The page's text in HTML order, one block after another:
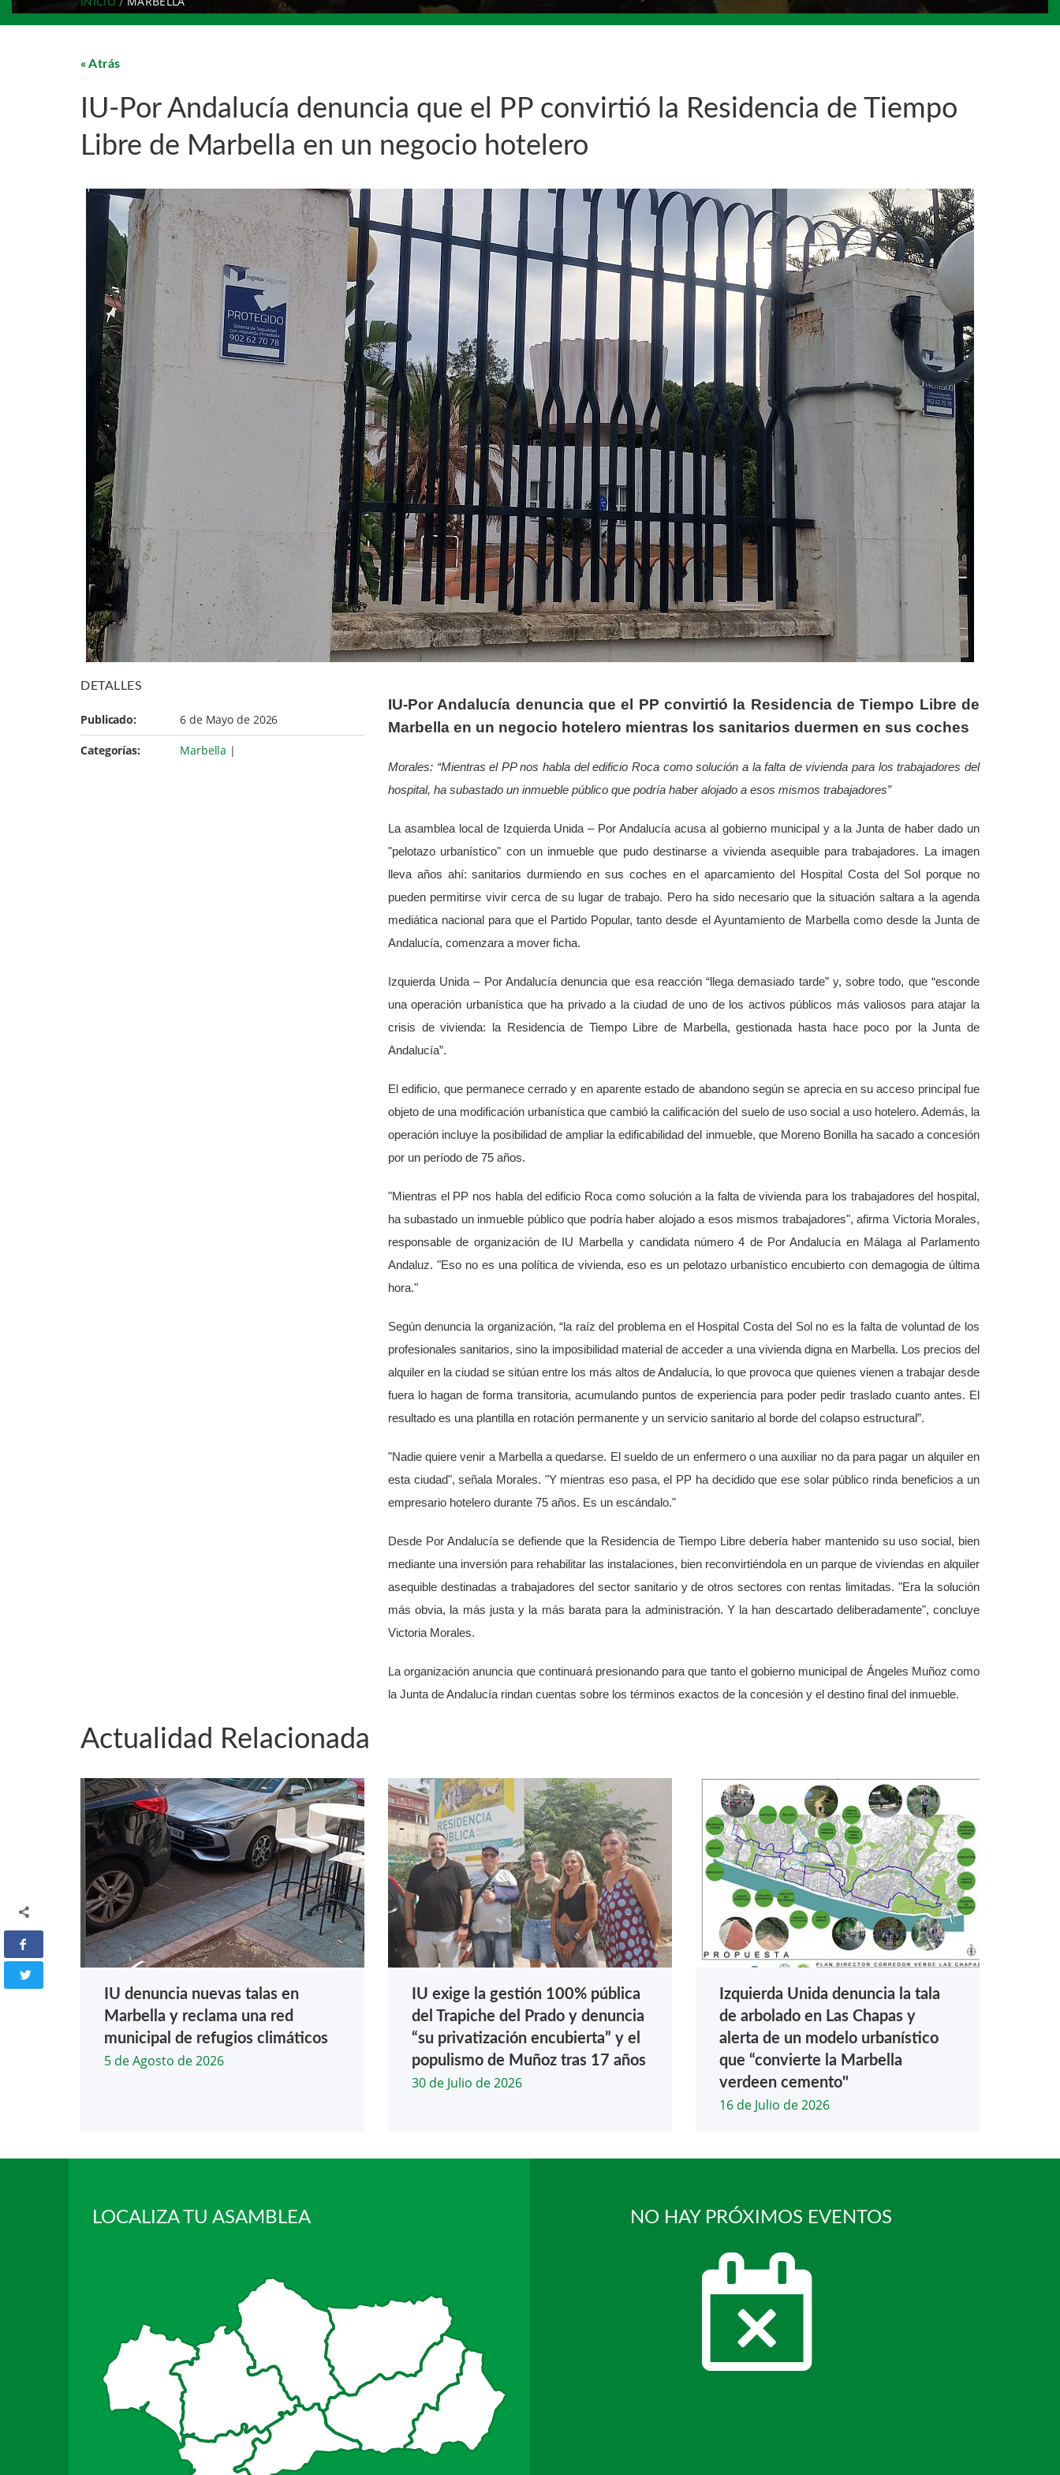
Atrás
IU-Por Andalucía denuncia que el PP convirtió la Residencia de Tiempo
Libre de Marbella en un negocio hotelero
DETALLES
Publicado: 6 de Mayo de 2026
Categorías: Marbella |
IU-Por Andalucía denuncia que el PP convirtió la Residencia de Tiempo Libre de
Marbella en un negocio hotelero mientras los sanitarios duermen en sus coches
Morales: “Mientras el PP nos habla del edificio Roca como solución a la falta de vivienda para los trabajadores del
hospital, ha subastado un inmueble público que podría haber alojado a esos mismos trabajadores”
La asamblea local de Izquierda Unida – Por Andalucía acusa al gobierno municipal y a la Junta de haber dado un
"pelotazo urbanístico" con un inmueble que pudo destinarse a vivienda asequible para trabajadores.
La imagen
lleva años ahí: sanitarios durmiendo en sus coches en el aparcamiento del Hospital Costa del Sol porque no
pueden permitirse vivir cerca de su lugar de trabajo. Pero ha sido necesario que la situación saltara a la agenda
mediática nacional para que el Partido Popular, tanto desde el Ayuntamiento de Marbella como desde la Junta de
Andalucía, comenzara a mover ficha.
Izquierda Unida – Por Andalucía denuncia que esa reacción “llega demasiado tarde” y, sobre todo, que “esconde
una operación urbanística que ha privado a la ciudad de uno de los activos públicos más valiosos para atajar la
crisis de vivienda: la Residencia de Tiempo Libre de Marbella, gestionada hasta hace poco por la Junta de
Andalucía”.
El edificio, que permanece cerrado y en aparente estado de abandono según se aprecia en su acceso principal fue
objeto de una modificación urbanística que cambió la calificación del suelo de uso social a uso hotelero. Además, la
operación incluye la posibilidad de ampliar la edificabilidad del inmueble, que Moreno Bonilla ha sacado a concesión
por un período de 75 años.
"Mientras el PP nos habla del edificio Roca como solución a la falta de vivienda para los trabajadores del hospital,
ha subastado un inmueble público que podría haber alojado a esos mismos trabajadores", afirma Victoria Morales,
responsable de organización de IU Marbella y candidata número 4 de Por Andalucía en Málaga al Parlamento
Andaluz. "Eso no es una política de vivienda, eso es un pelotazo urbanístico encubierto con demagogia de última
hora."
Según denuncia la organización, “la raíz del problema en el Hospital Costa del Sol no es la falta de voluntad de los
profesionales sanitarios, sino la imposibilidad material de acceder a una vivienda digna en Marbella. Los precios del
alquiler en la ciudad se sitúan entre los más altos de Andalucía, lo que provoca que quienes vienen a trabajar desde
fuera lo hagan de forma transitoria, acumulando puntos de experiencia para poder pedir traslado cuanto antes. El
resultado es una plantilla en rotación permanente y un servicio sanitario al borde del colapso estructural”.
"Nadie quiere venir a Marbella a quedarse. El sueldo de un enfermero o una auxiliar no da para pagar un alquiler en
esta ciudad", señala Morales. "Y mientras eso pasa, el PP ha decidido que ese solar público rinda beneficios a un
empresario hotelero durante 75 años. Es un escándalo."
Desde Por Andalucía se defiende que la Residencia de Tiempo Libre debería haber mantenido su uso social, bien
mediante una inversión para rehabilitar las instalaciones, bien reconvirtiéndola en un parque de viviendas en alquiler
asequible destinadas a trabajadores del sector sanitario y de otros sectores con rentas limitadas. "Era la solución
más obvia, la más justa y la más barata para la administración. Y la han descartado deliberadamente", concluye
Victoria Morales.
La organización anuncia que continuará presionando para que tanto el gobierno municipal de Ángeles Muñoz como
la Junta de Andalucía rindan cuentas sobre los términos exactos de la concesión y el destino final del inmueble.
Actualidad Relacionada
IU denuncia nuevas talas en
Marbella y reclama una red
municipal de refugios climáticos
5 de Agosto de 2026
IU exige la gestión 100% pública
del Trapiche del Prado y denuncia
“su privatización encubierta” y el
populismo de Muñoz tras 17 años
30 de Julio de 2026
Izquierda Unida denuncia la tala
de arbolado en Las Chapas y
alerta de un modelo urbanístico
que “convierte la Marbella
verdeen cemento"
16 de Julio de 2026
LOCALIZA TU ASAMBLEA NO HAY PRÓXIMOS EVENTOS